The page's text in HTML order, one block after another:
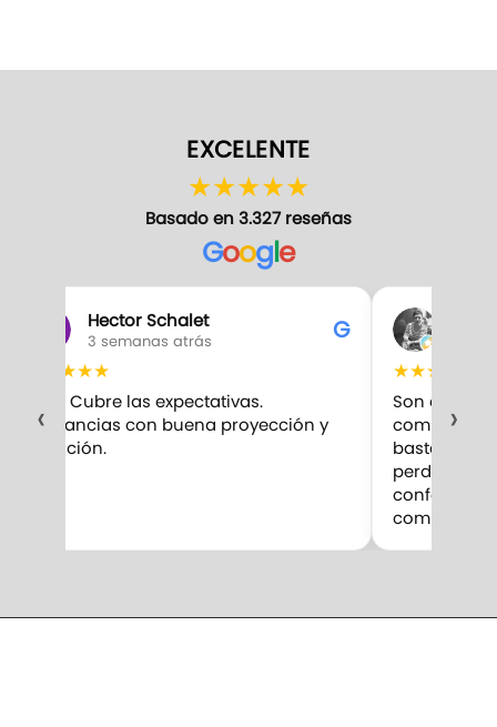
EXCELENTE
★★★★★
Basado en 3.327 reseñas
Google
‹
Hector Schalet
3 semanas atrás G
★★★
10/10 Cubre las expectativas.
Fragancias con buena proyección y
duración.
★★★
Son
compro.
bastante
perduran
confesar
›